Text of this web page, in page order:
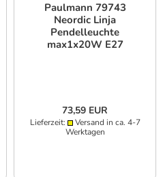
Paulmann 79743
Neordic Linja
Pendelleuchte
max1x20W E27
73,59 EUR
Lieferzeit:
Versand in ca. 4-7
Werktagen